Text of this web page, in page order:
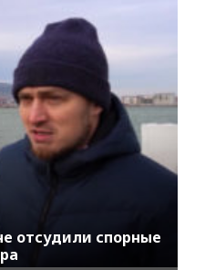
отсудили спорные